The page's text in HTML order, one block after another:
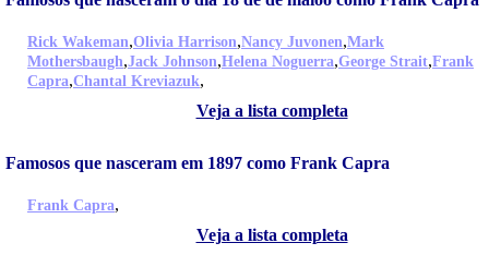
Rick Wakeman,Olivia Harrison,Nancy Juvonen,Mark
Mothersbaugh,Jack Johnson,Helena Noguerra,George Strait,Frank
Capra,Chantal Kreviazuk,
Veja a lista completa
Famosos que nasceram em 1897 como Frank Capra
Frank Capra,
Veja a lista completa